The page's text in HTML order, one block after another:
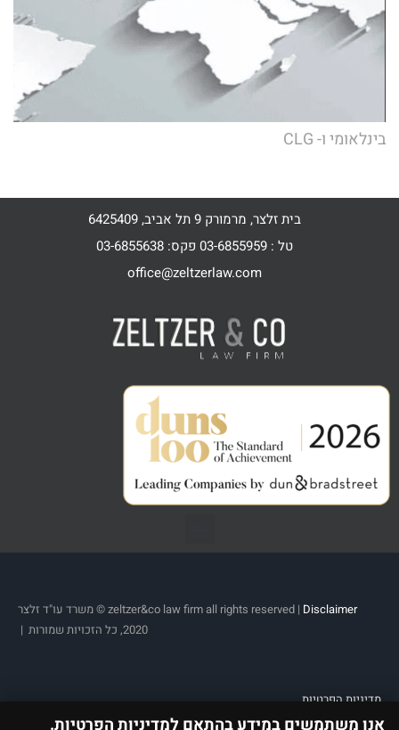
בינלאומי ו- CLG
בית זלצר, מרמורק 9 תל אביב, 6425409
טל : 03-6855959 פקס: 03-6855638
office@zeltzerlaw.com
zeltzer&co law firm all rights reserved | Disclaimer
© משרד עו"ד זלצר
2020, כל הזכויות שמורות |
מדיניות הפרטיות
אנו משתמשים במידע בהתאם למדיניות הפרטיות.